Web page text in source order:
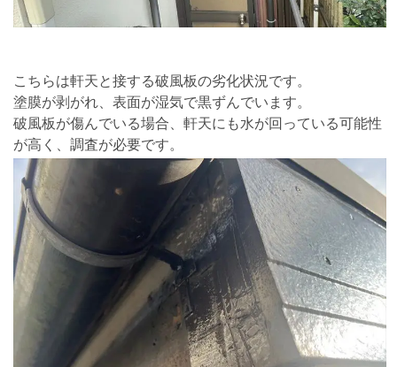
こちらは軒天と接する破風板の劣化状況です。
塗膜が剥がれ、表面が湿気で黒ずんでいます。
破風板が傷んでいる場合、軒天にも水が回っている可能性
が高く、調査が必要です。